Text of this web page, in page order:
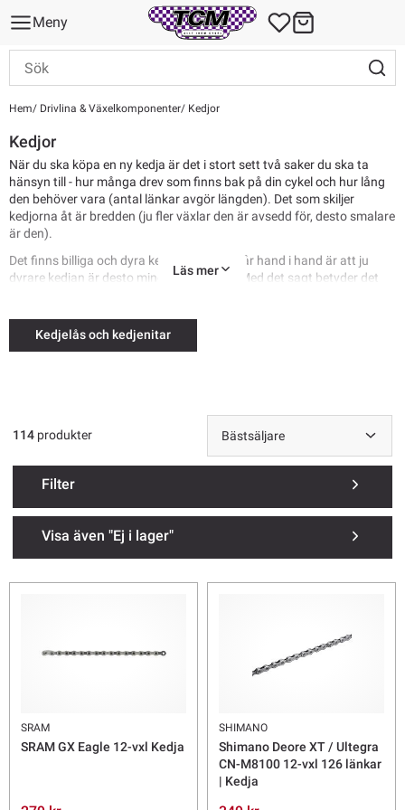
Meny
Hem Drivlina & Växelkomponenter Kedjor
Kedjor
Kedjelås och kedjenitar
När du ska köpa en ny kedja är det i stort sett två saker du ska ta
hänsyn till - hur många drev som finns bak på din cykel och hur lång
den behöver vara (antal länkar avgör längden). Det som skiljer
kedjorna åt är bredden (ju fler växlar den är avsedd för, desto smalare
är den).
Det finns billiga och dyra kedjor, det som går hand i hand är att ju
dyrare kedjan är desto mindre väger den. Med det sagt betyder det
Vi får ofta frågan vad vi rekommenderar för kedjor till Elcyklar,
lastcyklar mm och rent generellt kan man säga att de kedjor som är
flesta kedjorna på marknaden så kallat "E-bike approved" möjligen
bortsett från de allra lättaste kedjorna men vi har generellt valt att
rekommendera de specifika och ofta längre (fler länkar) E-bike
(elcykel) kedjorna.
Frakt från 69 kr. Skrymmande produkter kan ha högre fraktkostnad.
Läs mer
Filter
Visa även "Ej i lager"
114 produkter
SRAM
SRAM GX Eagle 12-vxl Kedja
SHIMANO
Shimano Deore XT / Ultegra
CN-M8100 12-vxl 126 länkar
| Kedja